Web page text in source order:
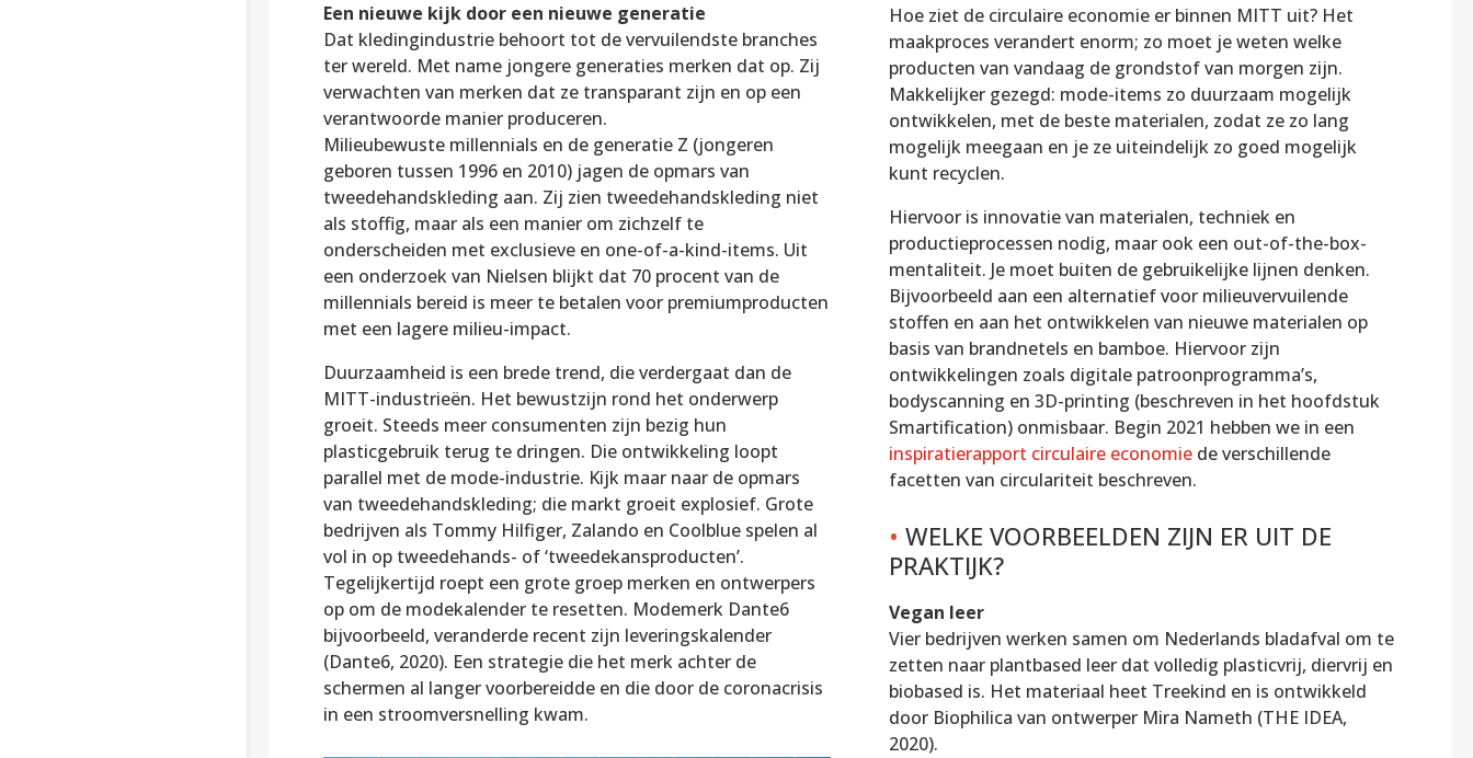
Een nieuwe kijk door een nieuwe generatie
Dat kledingindustrie behoort tot de vervuilendste branches
ter wereld. Met name jongere generaties merken dat op. Zij
verwachten van merken dat ze transparant zijn en op een
verantwoorde manier produceren.
Milieubewuste millennials en de generatie Z (jongeren
geboren tussen 1996 en 2010) jagen de opmars van
tweedehandskleding aan. Zij zien tweedehandskleding niet
als stoffig, maar als een manier om zichzelf te
onderscheiden met exclusieve en one-of-a-kind-items. Uit
een onderzoek van Nielsen blijkt dat 70 procent van de
millennials bereid is meer te betalen voor premiumproducten
met een lagere milieu-impact.
Duurzaamheid is een brede trend, die verdergaat dan de
MITT-industrieën. Het bewustzijn rond het onderwerp
groeit. Steeds meer consumenten zijn bezig hun
plasticgebruik terug te dringen. Die ontwikkeling loopt
parallel met de mode-industrie. Kijk maar naar de opmars
van tweedehandskleding; die markt groeit explosief. Grote
bedrijven als Tommy Hilfiger, Zalando en Coolblue spelen al
vol in op tweedehands- of ‘tweedekansproducten’.
Tegelijkertijd roept een grote groep merken en ontwerpers
op om de modekalender te resetten. Modemerk Dante6
bijvoorbeeld, veranderde recent zijn leveringskalender
(Dante6, 2020). Een strategie die het merk achter de
schermen al langer voorbereidde en die door de coronacrisis
in een stroomversnelling kwam.
Hoe ziet de circulaire economie er binnen MITT uit? Het
maakproces verandert enorm; zo moet je weten welke
producten van vandaag de grondstof van morgen zijn.
Makkelijker gezegd: mode-items zo duurzaam mogelijk
ontwikkelen, met de beste materialen, zodat ze zo lang
mogelijk meegaan en je ze uiteindelijk zo goed mogelijk
kunt recyclen.
Hiervoor is innovatie van materialen, techniek en
productieprocessen nodig, maar ook een out-of-the-box-
mentaliteit. Je moet buiten de gebruikelijke lijnen denken.
Bijvoorbeeld aan een alternatief voor milieuvervuilende
stoffen en aan het ontwikkelen van nieuwe materialen op
basis van brandnetels en bamboe. Hiervoor zijn
ontwikkelingen zoals digitale patroonprogramma’s,
bodyscanning en 3D-printing (beschreven in het hoofdstuk
Smartification) onmisbaar. Begin 2021 hebben we in een
inspiratierapport circulaire economie de verschillende
facetten van circulariteit beschreven.
• WELKE VOORBEELDEN ZIJN ER UIT DE
PRAKTIJK?
Vegan leer
Vier bedrijven werken samen om Nederlands bladafval om te
zetten naar plantbased leer dat volledig plasticvrij, diervrij en
biobased is. Het materiaal heet Treekind en is ontwikkeld
door Biophilica van ontwerper Mira Nameth (THE IDEA,
2020).